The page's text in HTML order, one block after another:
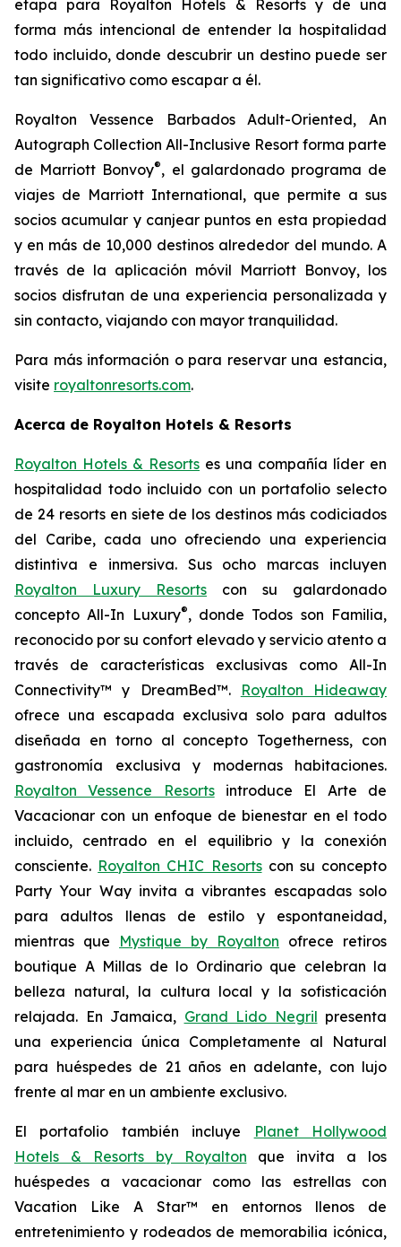
etapa para Royalton Hotels & Resorts y de una
forma más intencional de entender la hospitalidad
todo incluido, donde descubrir un destino puede ser
tan significativo como escapar a él.
Royalton Vessence Barbados Adult-Oriented, An
Autograph Collection All-Inclusive Resort forma parte
de Marriott Bonvoy®, el galardonado programa de
viajes de Marriott International, que permite a sus
socios acumular y canjear puntos en esta propiedad
y en más de 10,000 destinos alrededor del mundo. A
través de la aplicación móvil Marriott Bonvoy, los
socios disfrutan de una experiencia personalizada y
sin contacto, viajando con mayor tranquilidad.
Para más información o para reservar una estancia,
visite royaltonresorts.com.
Acerca de Royalton Hotels & Resorts
Royalton Hotels & Resorts es una compañía líder en
hospitalidad todo incluido con un portafolio selecto
de 24 resorts en siete de los destinos más codiciados
del Caribe, cada uno ofreciendo una experiencia
distintiva e inmersiva. Sus ocho marcas incluyen
Royalton Luxury Resorts con su galardonado
concepto All-In Luxury®, donde Todos son Familia,
reconocido por su confort elevado y servicio atento a
través de características exclusivas como All-In
Connectivity™ y DreamBed™.
Royalton Hideaway
ofrece una escapada exclusiva solo para adultos
diseñada en torno al concepto Togetherness, con
gastronomía exclusiva y modernas habitaciones.
Royalton Vessence Resortsintroduce El Arte de
Vacacionar con un enfoque de bienestar en el todo
incluido, centrado en el equilibrio y la conexión
consciente. Royalton CHIC Resortscon su concepto
PartyYour Wayinvita a vibrantes escapadas solo
para adultos llenas de estilo y espontaneidad,
mientras que Mystique by Royalton ofrece retiros
boutique A Millas de lo Ordinarioque celebran la
belleza natural, la cultura local y la sofisticación
relajada. En Jamaica, Grand Lido Negril presenta
una experiencia única Completamente al Natural
para huéspedes de 21 años en adelante, con lujo
frente al mar en un ambiente exclusivo.
El portafolio también incluye
Planet Hollywood
Hotels & Resorts by Royalton que invita a los
huéspedes a vacacionar como las estrellas con
Vacation Like A Star™ en entornos llenos de
entretenimiento y rodeados de memorabilia icónica,